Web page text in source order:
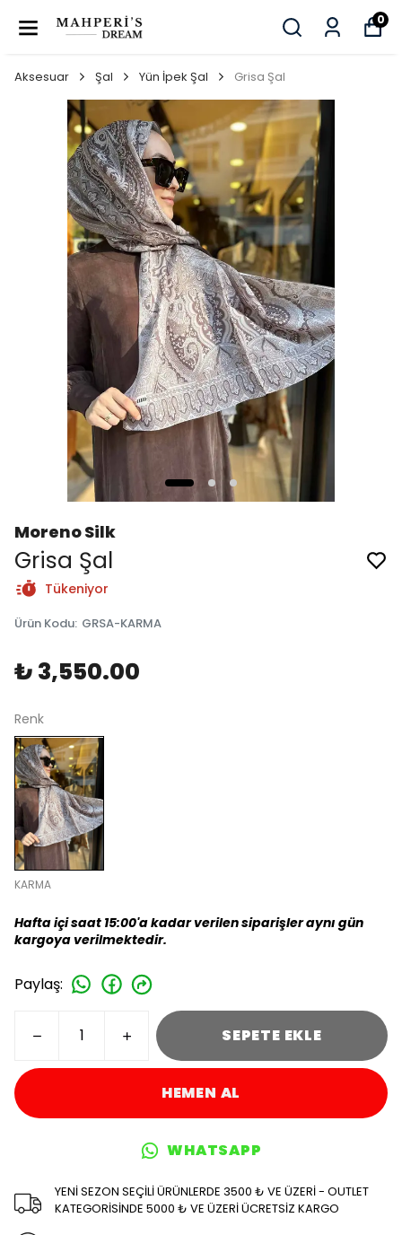
0
Aksesuar Şal Yün İpek Şal Grisa Şal
Moreno Silk
Grisa Şal
Tükeniyor
Ürün Kodu: GRSA-KARMA
₺ 3,550.00
Renk
KARMA
Hafta içi saat 15:00'a kadar verilen siparişler aynı gün
kargoya verilmektedir.
Paylaş:
SEPETE EKLE
HEMEN AL
WHATSAPP
YENİ SEZON SEÇİLİ ÜRÜNLERDE 3500 ₺ VE ÜZERİ - OUTLET
KATEGORİSİNDE 5000 ₺ VE ÜZERİ ÜCRETSİZ KARGO